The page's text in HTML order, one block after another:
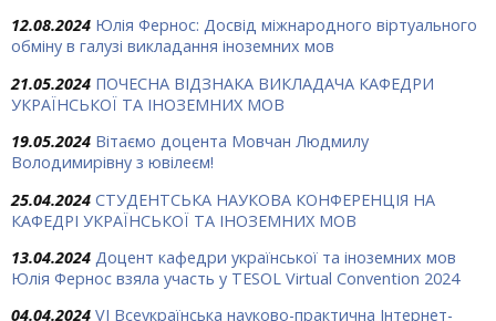
12.08.2024 Юлія Фернос: Досвід міжнародного віртуального
обміну в галузі викладання іноземних мов
21.05.2024 ПОЧЕСНА ВІДЗНАКА ВИКЛАДАЧА КАФЕДРИ
УКРАЇНСЬКОЇ ТА ІНОЗЕМНИХ МОВ
19.05.2024 Вітаємо доцента Мовчан Людмилу
Володимирівну з ювілеєм!
25.04.2024 СТУДЕНТСЬКА НАУКОВА КОНФЕРЕНЦІЯ НА
КАФЕДРІ УКРАЇНСЬКОЇ ТА ІНОЗЕМНИХ МОВ
13.04.2024 Доцент кафедри української та іноземних мов
Юлія Фернос взяла участь у TESOL Virtual Convention 2024
04.04.2024 VІ Всеукраїнська науково-практична Інтернет-